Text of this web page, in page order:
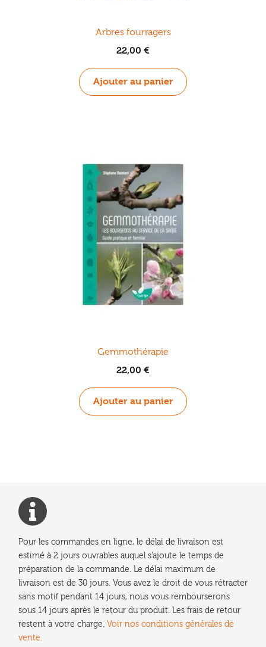
Arbres fourragers
22,00 €
Ajouter au panier
Gemmothérapie
22,00 €
Ajouter au panier
Pour les commandes en ligne, le délai de livraison est
estimé à 2 jours ouvrables auquel s'ajoute le temps de
préparation de la commande. Le délai maximum de
livraison est de 30 jours. Vous avez le droit de vous rétracter
sans motif pendant 14 jours, nous vous rembourserons
sous 14 jours après le retour du produit. Les frais de retour
restent à votre charge. Voir nos conditions générales de
vente.